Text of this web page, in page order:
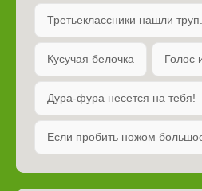
Третьеклассники нашли
Кусучая белочка Голос
Дура-фура несется на тебя!
Если пробить ножом